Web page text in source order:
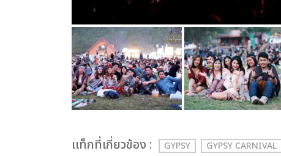
เเท็กที่เกี่ยวข้อง : GYPSY GYPSY CARNIVAL